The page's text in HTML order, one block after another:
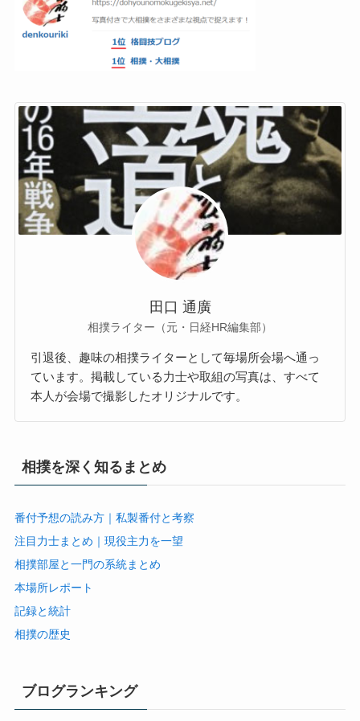
田口 通廣
相撲ライター（元・日経HR編集部）
引退後、趣味の相撲ライターとして毎場所会場へ通っ
ています。掲載している力士や取組の写真は、すべて
本人が会場で撮影したオリジナルです。
相撲を深く知るまとめ
番付予想の読み方｜私製番付と考察
注目力士まとめ｜現役主力を一望
相撲部屋と一門の系統まとめ
本場所レポート
記録と統計
相撲の歴史
ブログランキング